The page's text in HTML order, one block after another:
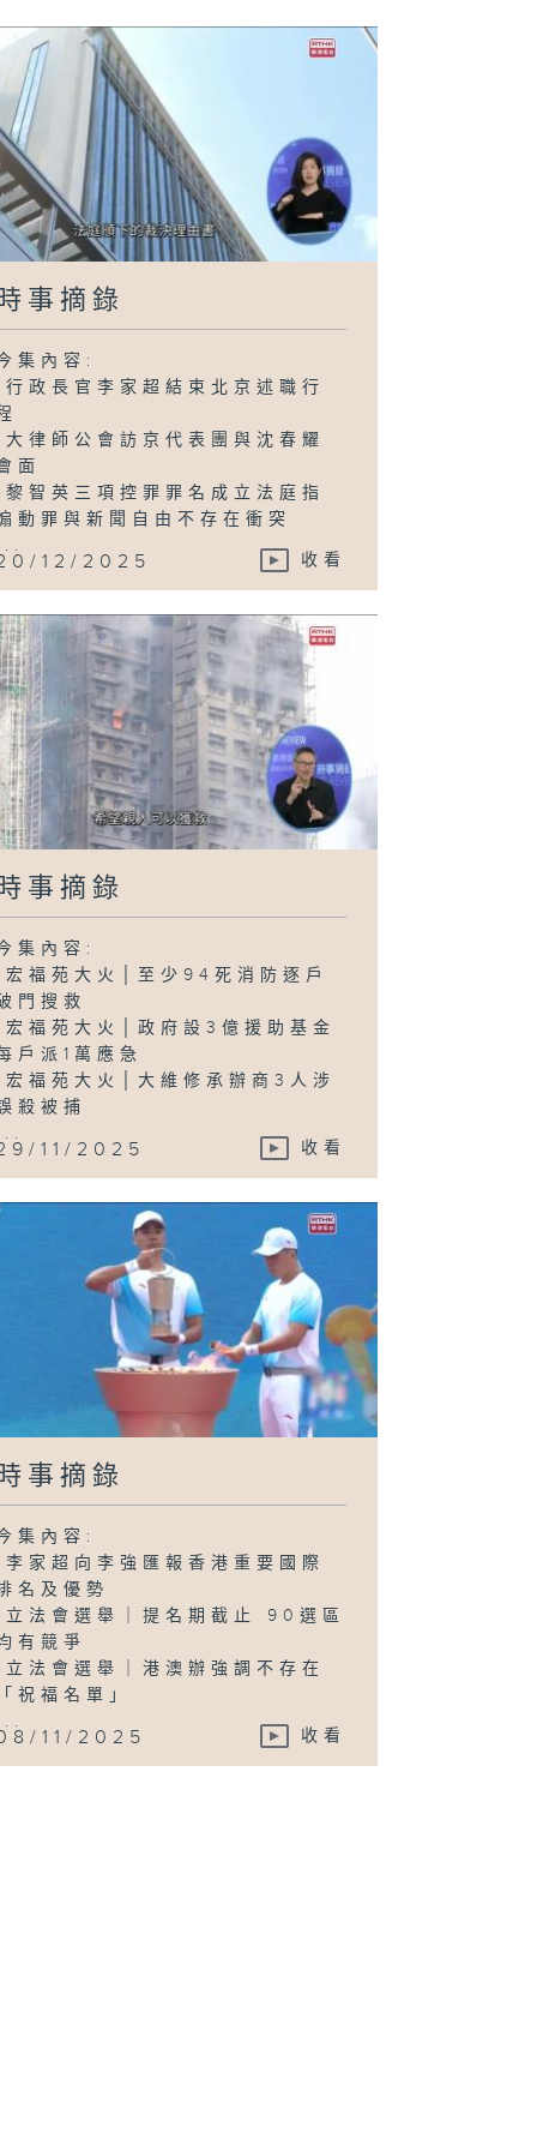
時事摘錄
集內容:
行政長官李家超結束北京述職行
大律師公會訪京代表團與沈春耀
面
黎智英三項控罪罪名成立法庭指
動罪與新聞自由不存在衝突
12/2025 收看
時事摘錄
集內容:
宏福苑大火│至少94死消防逐戶
門搜救
宏福苑大火│政府設3億援助基金
戶派1萬應急
宏福苑大火│大維修承辦商3人涉
殺被捕
11/2025 收看
時事摘錄
集內容:
李家超向李強匯報香港重要國際
名及優勢
立法會選舉｜提名期截止 90選區
有競爭
立法會選舉｜港澳辦強調不存在
「祝福名單」
11/2025 收看